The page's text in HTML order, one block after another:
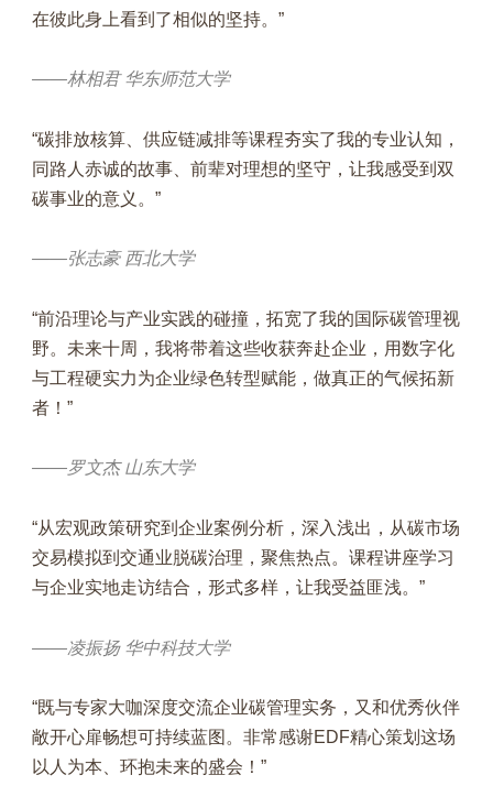
在彼此身上看到了相似的坚持。”
——林相君 华东师范大学
“碳排放核算、供应链减排等课程夯实了我的专业认知，
同路人赤诚的故事、前辈对理想的坚守，让我感受到双
碳事业的意义。”
——张志豪 西北大学
“前沿理论与产业实践的碰撞，拓宽了我的国际碳管理视
野。未来十周，我将带着这些收获奔赴企业，用数字化
与工程硬实力为企业绿色转型赋能，做真正的气候拓新
者！”
——罗文杰 山东大学
“从宏观政策研究到企业案例分析，深入浅出，从碳市场
交易模拟到交通业脱碳治理，聚焦热点。课程讲座学习
与企业实地走访结合，形式多样，让我受益匪浅。”
——凌振扬 华中科技大学
“既与专家大咖深度交流企业碳管理实务，又和优秀伙伴
敞开心扉畅想可持续蓝图。非常感谢EDF精心策划这场
以人为本、环抱未来的盛会！”